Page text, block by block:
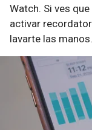
Watch. Si ves
activar
lavarte las manos.